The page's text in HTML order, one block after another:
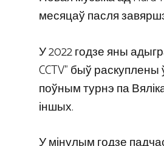
месяцаў пасля
У 2022 годзе яны
CCTV” быў раскуплены
поўным турнэ па
іншых.